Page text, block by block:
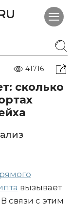
41716
сколько
вызывает
связи с этим